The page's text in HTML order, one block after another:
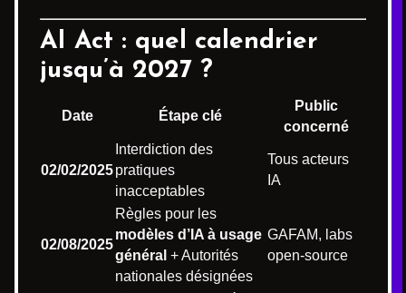
AI Act : quel calendrier
jusqu’à 2027 ?
Date Étape clé
Public
concerné
02/02/2025
Interdiction des
pratiques
inacceptables
Tous acteurs
IA
02/08/2025
Règles pour les
modèles d’IA à usage
général + Autorités
nationales désignées
GAFAM, labs
open-source